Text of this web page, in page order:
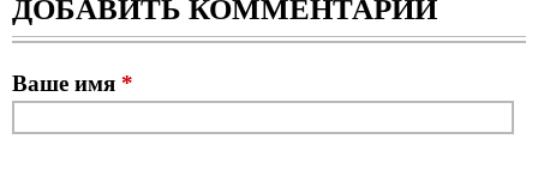
ДОБАВИТЬ КОММЕНТАРИЙ
Ваше имя *